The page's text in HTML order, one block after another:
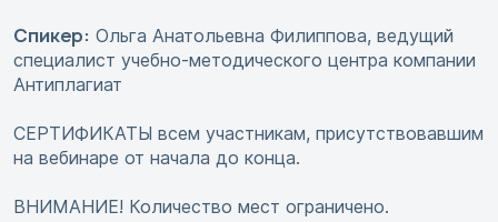
Спикер: Ольга Анатольевна Филиппова, ведущий
специалист учебно-методического центра компании
Антиплагиат
СЕРТИФИКАТЫ всем участникам, присутствовавшим
на вебинаре от начала до конца.
ВНИМАНИЕ! Количество мест ограничено.